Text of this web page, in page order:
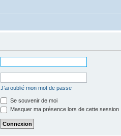
J’ai oublié mon mot de passe
Se souvenir de moi
Masquer ma présence lors de cette session